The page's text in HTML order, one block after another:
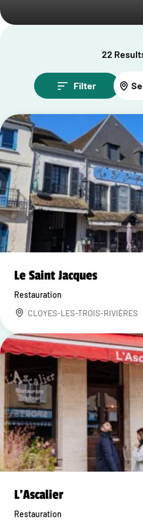
22
Filter
Le Saint Jacques
Restauration
CLOYES-LES-TROIS-RIVIÈRES
L'Ascalier
Restauration